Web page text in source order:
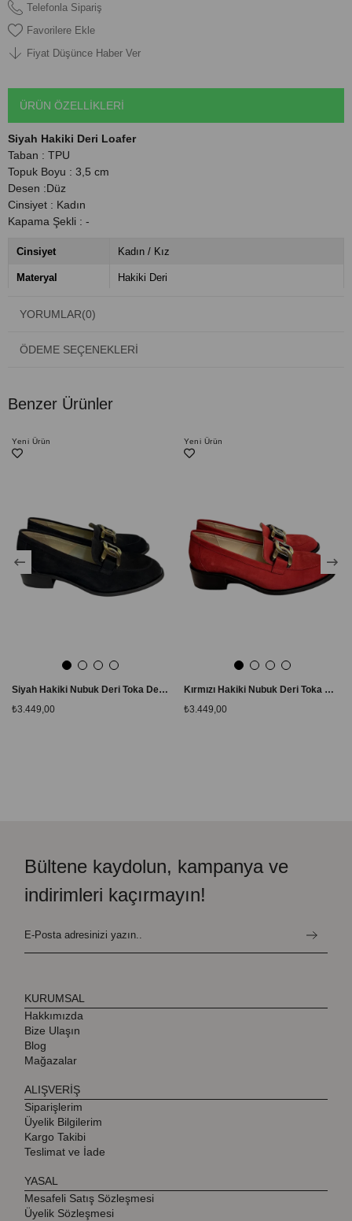
Telefonla Sipariş
Favorilere Ekle
Fiyat Düşünce Haber Ver
ÜRÜN ÖZELLIKLERI
Siyah Hakiki Deri Loafer
Taban : TPU
Topuk Boyu : 3,5 cm
Desen :Düz
Cinsiyet : Kadın
Kapama Şekli : -
Cinsiyet Kadın / Kız
Materyal Hakiki Deri
Topuk Boyu 3,5 cm
Kapama Şekli
YORUMLAR(0)
ÖDEME SEÇENEKLERI
Benzer Ürünler
Siyah Hakiki Nubuk Deri Toka Detay Loafer
₺3.449,00
Yeni Ürün
Kırmızı Hakiki Nubuk Deri Toka Detay Loafer
₺3.449,00
Yeni Ürün
Bültene kaydolun, kampanya ve
indirimleri kaçırmayın!
KURUMSAL
Hakkımızda
Bize Ulaşın
Blog
Mağazalar
ALIŞVERİŞ
Siparişlerim
Üyelik Bilgilerim
Kargo Takibi
Teslimat ve İade
YASAL
Mesafeli Satış Sözleşmesi
Üyelik Sözleşmesi